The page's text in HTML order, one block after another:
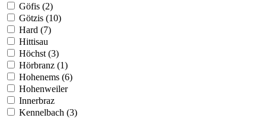
Göfis (2)
Götzis (10)
Hard (7)
Hittisau
Höchst (3)
Hörbranz (1)
Hohenems (6)
Hohenweiler
Innerbraz
Kennelbach (3)